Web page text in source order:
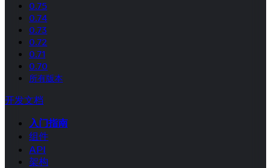
0.75
0.74
0.73
0.72
0.71
0.70
所有版本
开发文档
入门指南
组件
API
架构